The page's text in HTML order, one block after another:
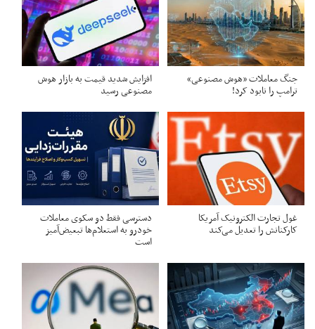
جنگ معاملات «هوش مصنوعی»
ترامپ را نابود کرد!
افزایش شدید قیمت به بازار هوش
مصنوعی رسید
غول تجارت الکترونیک آمریکا
کارکنانش را تعدیل می‌کند
دسترسی فقط دو سکوی معاملات
خودرو به استعلام‌ها تبعیض‌آمیز
است